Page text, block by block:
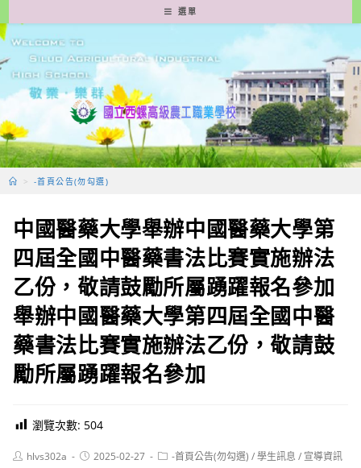
轉
至
要
容
選單
> -首頁公告(勿勾選)
中國醫藥大學舉辦中國醫藥大學第
四屆全國中醫藥書法比賽實施辦法
乙份，敬請鼓勵所屬踴躍報名參加
舉辦中國醫藥大學第四屆全國中醫
藥書法比賽實施辦法乙份，敬請鼓
勵所屬踴躍報名參加
瀏覽次數: 504
Posthlvs302a
Post2025-02-27
Post-首頁公告(勿勾選) /學生訊息 / 宣導資訊